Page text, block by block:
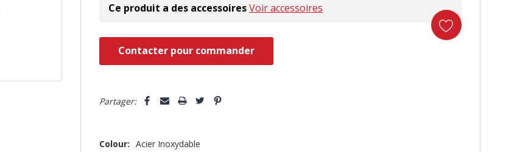
Ce produit a des accessoiresVoir accessoires
que
Contacter pour commander
Partager:
Colour: Acier Inoxydable